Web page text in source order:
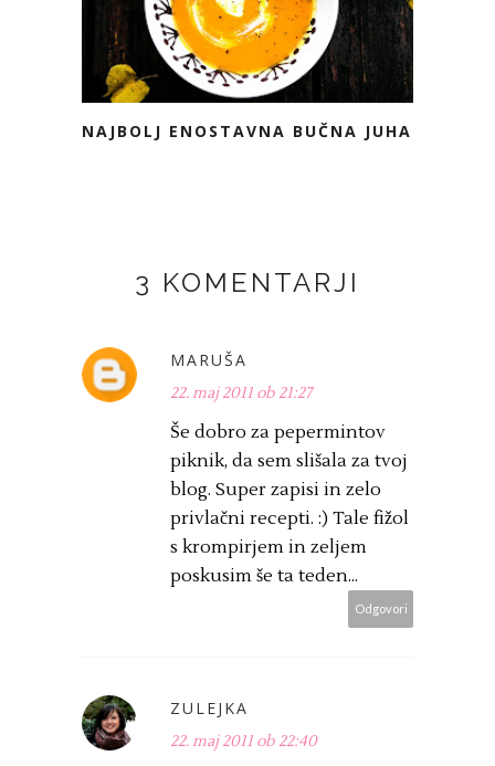
NAJBOLJ ENOSTAVNA BUČNA JUHA
3 KOMENTARJI
MARUŠA
22. maj 2011 ob 21:27
Še dobro za pepermintov
piknik, da sem slišala za tvoj
blog. Super zapisi in zelo
privlačni recepti. :) Tale fižol
s krompirjem in zeljem
poskusim še ta teden...
Odgovori
ZULEJKA
22. maj 2011 ob 22:40